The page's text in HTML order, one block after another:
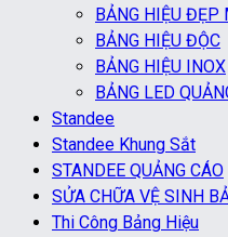
BẢNG HIỆU ĐẸP
BẢNG HIỆU ĐỘC
BẢNG HIỆU INOX
BẢNG LED
Standee
Standee Khung Sắt
STANDEE QUẢNG CÁO
SỬA CHỮA VỆ SINH
Thi Công Bảng Hiệu